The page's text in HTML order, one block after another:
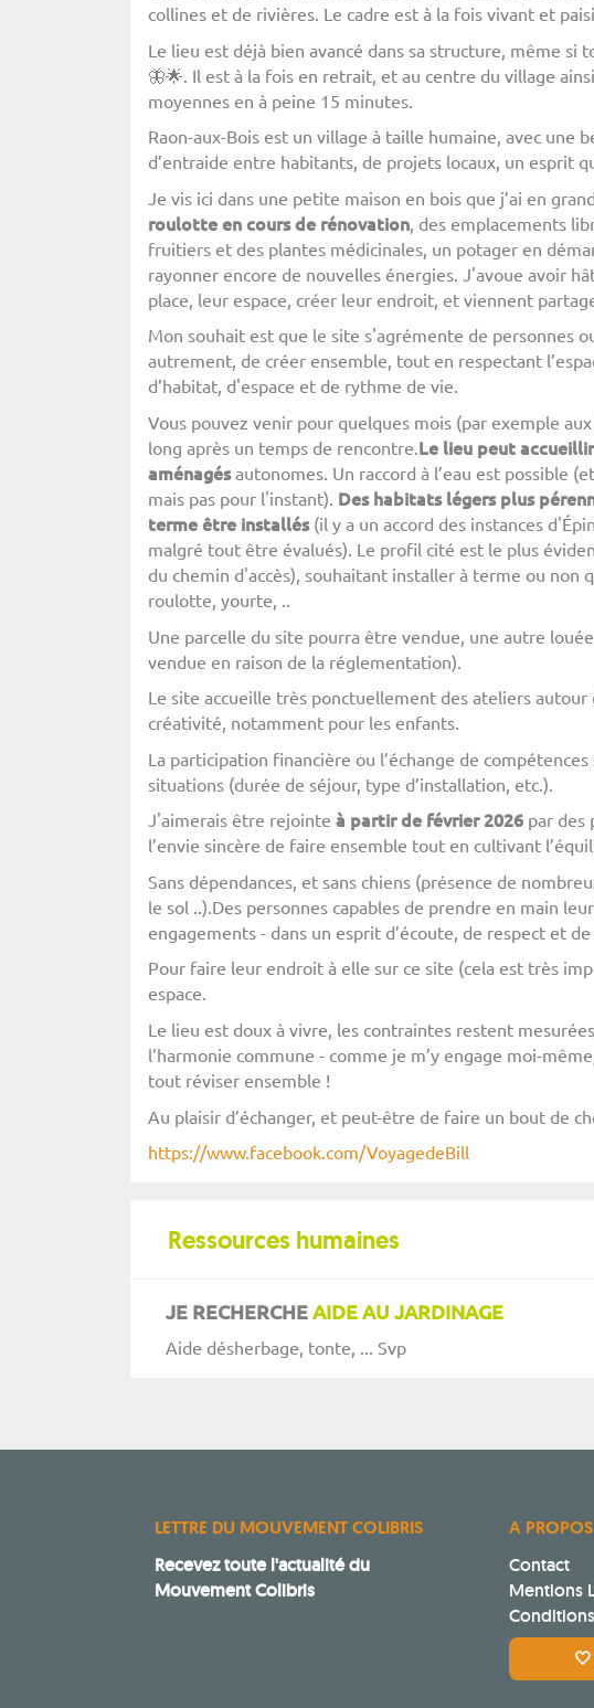
collines et de rivières. Le cadre est à la fois vivant et
Le lieu est déjà bien avancé dans sa structure, même
🦋🌟. Il est à la fois en retrait, et au centre du village
moyennes en à peine 15 minutes.
Raon-aux-Bois est un village à taille humaine, avec une
d’entraide entre habitants, de projets locaux, un esprit
Je vis ici dans une petite maison en bois que j’ai en
roulotteencoursde rénovation , des emplacements
fruitiers et des plantes médicinales, un potager en
rayonner encore de nouvelles énergies. J'avoue avoir
place, leur espace, créer leur endroit, et viennent
Mon souhait est que le site s'agrémente de personnes
autrement, de créer ensemble, tout en respectant
d’habitat, d'espace et de rythme de vie.
Vous pouvez venir pour quelques mois (par exemple
long après un temps de rencontre. Le lieu peutaccueillir
aménagésautonomes. Un raccord à l’eau est possible
mais pas pour l'instant). Des habitats légers plus
termeêtre installés(il y a un accord des instances
malgré tout être évalués). Le profil cité est le plus
du chemin d'accès), souhaitant installer à terme ou non
roulotte, yourte, ..
Une parcelle du site pourra être vendue, une autre
vendue en raison de la réglementation).
Le site accueille très ponctuellement des ateliers
créativité, notamment pour les enfants.
La participation financière ou l’échange de
situations (durée de séjour, type d’installation, etc.).
J'aimerais être rejointe à partirde février 2026 par des
l’envie sincère de faire ensemble tout en cultivant
Sans dépendances, et sans chiens (présence de
le sol ..).Des personnes capables de prendre en main
engagements - dans un esprit d’écoute, de respect et de
Pour faire leur endroit à elle sur ce site (cela est très
espace.
Le lieu est doux à vivre, les contraintes restent
l’harmonie commune - comme je m’y engage moi-
tout réviser ensemble !
Au plaisir d’échanger, et peut-être de faire un bout de
https://www.facebook.com/VoyagedeBill
Ressources humaines
JE RECHERCHEAIDE AU JARDINAGE
Aide désherbage, tonte, ... Svp
LETTRE DU MOUVEMENT COLIBRIS
Recevez toute l'actualité du
Mouvement Colibris
A PROPOS
Contact
Mentions